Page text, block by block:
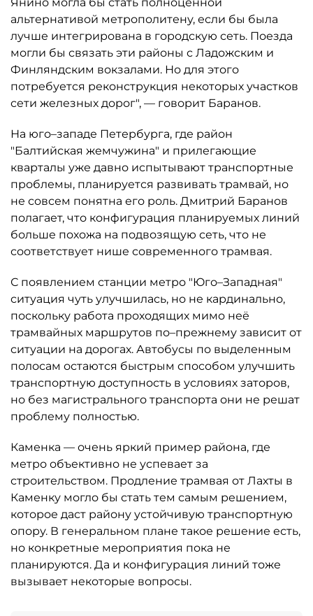
альтернативой метрополитену, если бы была
лучше интегрирована в городскую сеть. Поезда
могли бы связать эти районы с Ладожским и
Финляндским вокзалами. Но для этого
потребуется реконструкция некоторых участков
сети железных дорог", — говорит Баранов.
На юго–западе Петербурга, где район
"Балтийская жемчужина" и прилегающие
кварталы уже давно испытывают транспортные
проблемы, планируется развивать трамвай, но
не совсем понятна его роль. Дмитрий Баранов
полагает, что конфигурация планируемых линий
больше похожа на подвозящую сеть, что не
соответствует нише современного трамвая.
С появлением станции метро "Юго–Западная"
ситуация чуть улучшилась, но не кардинально,
поскольку работа проходящих мимо неё
трамвайных маршрутов по–прежнему зависит от
ситуации на дорогах. Автобусы по выделенным
полосам остаются быстрым способом улучшить
транспортную доступность в условиях заторов,
но без магистрального транспорта они не решат
проблему полностью.
Каменка — очень яркий пример района, где
метро объективно не успевает за
строительством. Продление трамвая от Лахты в
Каменку могло бы стать тем самым решением,
которое даст району устойчивую транспортную
опору. В генеральном плане такое решение есть,
но конкретные мероприятия пока не
планируются. Да и конфигурация линий тоже
вызывает некоторые вопросы.